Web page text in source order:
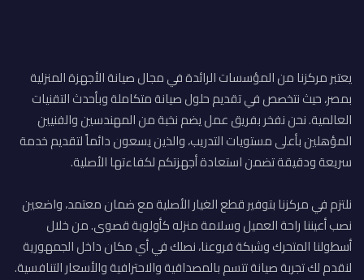
يعتبر مركزنا من المؤسسات الرائدة في مجال صيانة الأجهزة المنزلية
بمصر، حيث نتخصص في تقديم حلول صيانة متكاملة وبأحدث التقنيات
العالمية. نحن نفخر بفريق عمل يضم نخبة من المهندسين والفنيين
المؤهلين بأعلى مستويات التدريب، والذين يسعون دائماً لتقديم خدمة
سريعة ودقيقة تضمن استعادة أجهزتكم لكفاءتها الأصلية.
نلتزم في مركزنا بتوفير قطع الغيار الأصلية مع ضمان معتمد، واضعين
نصب أعيننا راحة العميل وسلامة منزله كأولوية قصوى. من خلال
أسطولنا المتحرك وشبكة فروعنا، نصلك في أي مكان داخل الجمهورية
لنقدم لك تجربة صيانة تتسم بالمصداقية والاحترافية والأسعار التنافسية.